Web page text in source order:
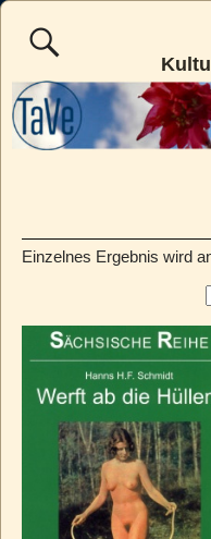
Einzelnes Ergebnis wird